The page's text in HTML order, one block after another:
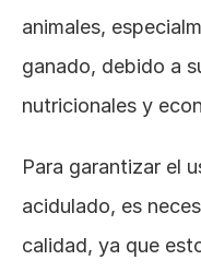
animales,
ganado, debido a
nutricionales y
Para garantizar el
acidulado, es
calidad, ya que